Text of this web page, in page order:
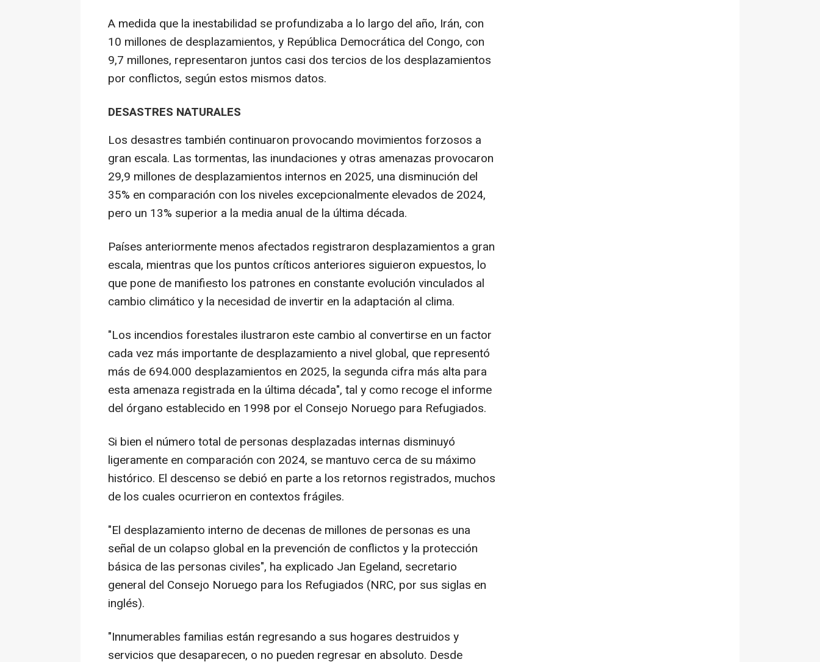
A medida que la inestabilidad se profundizaba a lo largo del año, Irán, con
10 millones de desplazamientos, y República Democrática del Congo, con
9,7 millones, representaron juntos casi dos tercios de los desplazamientos
por conflictos, según estos mismos datos.
DESASTRES NATURALES
Los desastres también continuaron provocando movimientos forzosos a
gran escala. Las tormentas, las inundaciones y otras amenazas provocaron
29,9 millones de desplazamientos internos en 2025, una disminución del
35% en comparación con los niveles excepcionalmente elevados de 2024,
pero un 13% superior a la media anual de la última década.
Países anteriormente menos afectados registraron desplazamientos a gran
escala, mientras que los puntos críticos anteriores siguieron expuestos, lo
que pone de manifiesto los patrones en constante evolución vinculados al
cambio climático y la necesidad de invertir en la adaptación al clima.
"Los incendios forestales ilustraron este cambio al convertirse en un factor
cada vez más importante de desplazamiento a nivel global, que representó
más de 694.000 desplazamientos en 2025, la segunda cifra más alta para
esta amenaza registrada en la última década", tal y como recoge el informe
del órgano establecido en 1998 por el Consejo Noruego para Refugiados.
Si bien el número total de personas desplazadas internas disminuyó
ligeramente en comparación con 2024, se mantuvo cerca de su máximo
histórico. El descenso se debió en parte a los retornos registrados, muchos
de los cuales ocurrieron en contextos frágiles.
"El desplazamiento interno de decenas de millones de personas es una
señal de un colapso global en la prevención de conflictos y la protección
básica de las personas civiles", ha explicado Jan Egeland, secretario
general del Consejo Noruego para los Refugiados (NRC, por sus siglas en
inglés).
"Innumerables familias están regresando a sus hogares destruidos y
servicios que desaparecen, o no pueden regresar en absoluto. Desde